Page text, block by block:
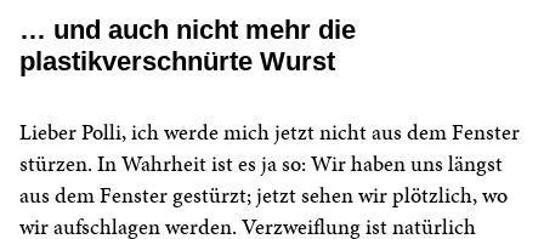
… und auch nicht mehr die
plastikverschnürte Wurst
Lieber Polli, ich werde mich jetzt nicht aus dem Fenster
stürzen. In Wahrheit ist es ja so: Wir haben uns längst
aus dem Fenster gestürzt; jetzt sehen wir plötzlich, wo
wir aufschlagen werden. Verzweiflung ist natürlich